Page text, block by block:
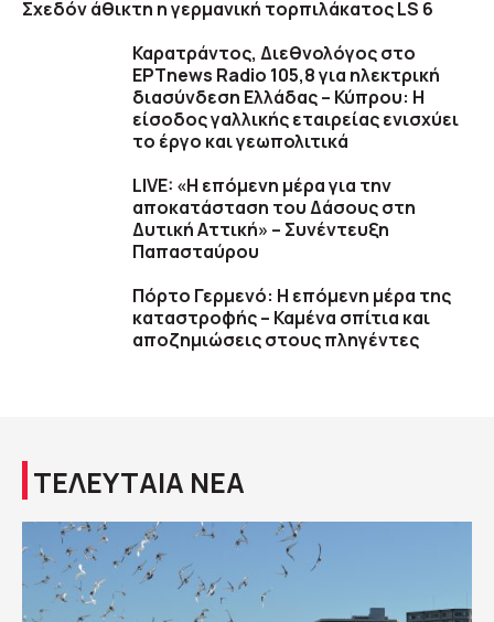
Σχεδόν άθικτη η γερμανική τορπιλάκατος LS 6
Καρατράντος, Διεθνολόγος στο
ΕΡΤnews Radio 105,8 για ηλεκτρική
διασύνδεση Ελλάδας – Κύπρου: Η
είσοδος γαλλικής εταιρείας ενισχύει
το έργο και γεωπολιτικά
LIVE: «Η επόμενη μέρα για την
αποκατάσταση του Δάσους στη
Δυτική Αττική» – Συνέντευξη
Παπασταύρου
Πόρτο Γερμενό: Η επόμενη μέρα της
καταστροφής – Καμένα σπίτια και
αποζημιώσεις στους πληγέντες
ΤΕΛΕΥΤΑΙΑ ΝΕΑ